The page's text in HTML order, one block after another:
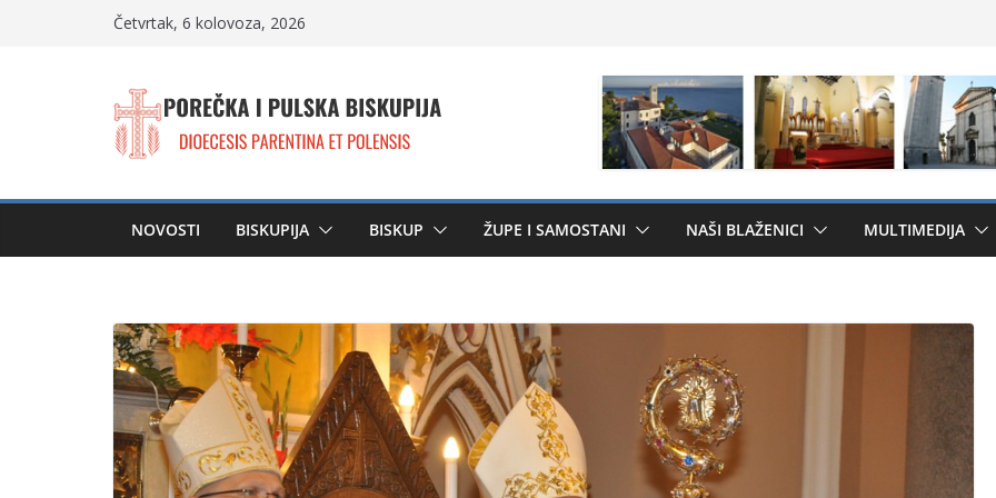
Četvrtak, 6 kolovoza, 2026
NOVOSTI BISKUPIJA BISKUP ŽUPE I SAMOSTANI NAŠI BLAŽENICI MULTIMEDIJA